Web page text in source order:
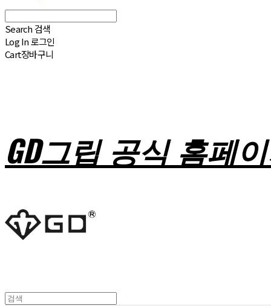
Search 검색
Log In로그인
Cart장바구니
GD그립 공식 홈페